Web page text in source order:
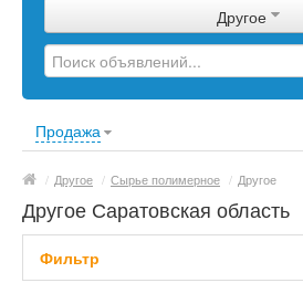
Изделия
Оборудование
Другое
Продажа
/ Другое / Сырье полимерное / Другое
Другое Саратовская область
Фильтр